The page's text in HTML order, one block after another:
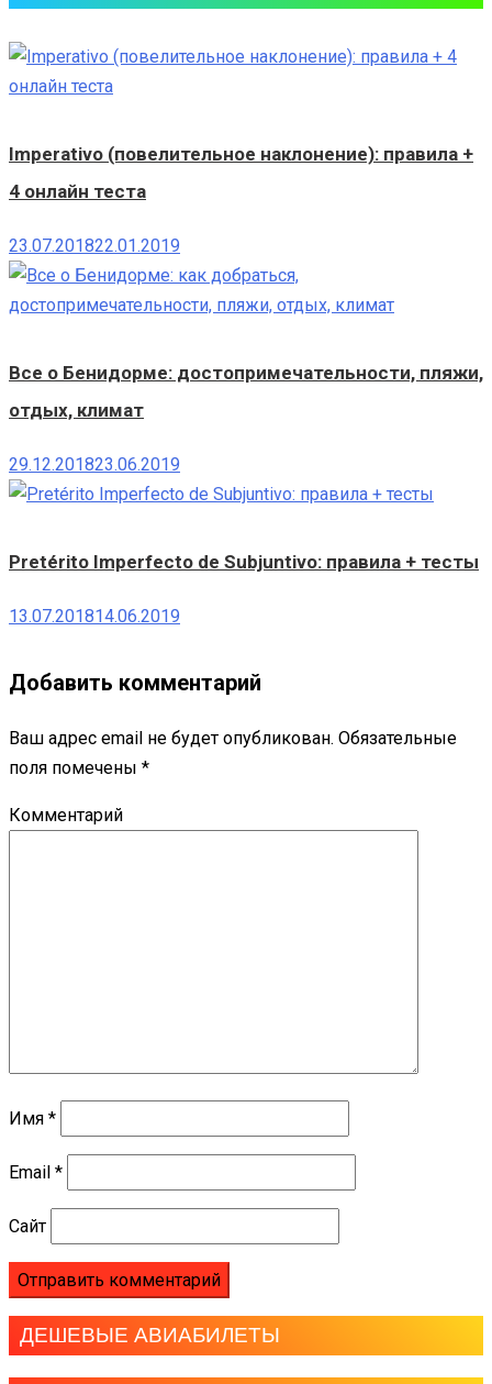
Imperativo (повелительное наклонение): правила +
4 онлайн теста
23.07.201822.01.2019
Все о Бенидорме: достопримечательности, пляжи,
отдых, климат
29.12.201823.06.2019
Pretérito Imperfecto de Subjuntivo: правила + тесты
13.07.201814.06.2019
Добавить комментарий
Ваш адрес email не будет опубликован. Обязательные
поля помечены *
Комментарий
Имя *
Email *
Сайт
ДЕШЕВЫЕ АВИАБИЛЕТЫ